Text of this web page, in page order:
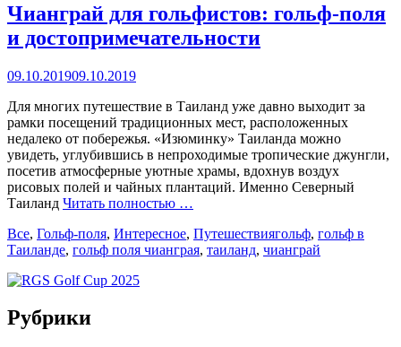
Чианграй для гольфистов: гольф-поля
и достопримечательности
Posted
09.10.201909.10.2019
Для многих путешествие в Таиланд уже давно выходит за
рамки посещений традиционных мест, расположенных
недалеко от побережья. «Изюминку» Таиланда можно
увидеть, углубившись в непроходимые тропические джунгли,
посетив атмосферные уютные храмы, вдохнув воздух
рисовых полей и чайных плантаций. Именно Северный
Таиланд Читать полностью …
Categories
Все, Гольф-поля, Интересное, ПутешествияTags
гольф, гольф в
Таиланде, гольф поля чианграя, таиланд, чианграй
Рубрики